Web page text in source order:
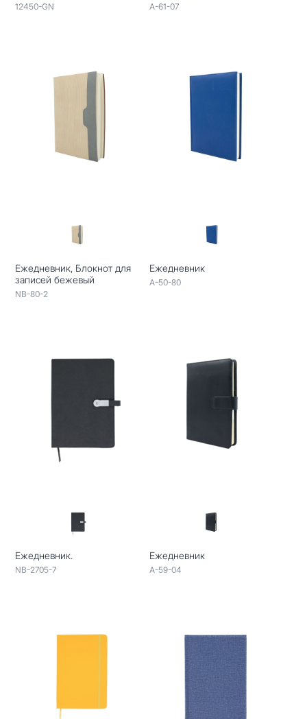
12450-GN A-61-07
Ежедневник, Блокнот для
записей бежевый
NB-80-2
Ежедневник
A-50-80
Ежедневник.
NB-2705-7
Ежедневник
A-59-04